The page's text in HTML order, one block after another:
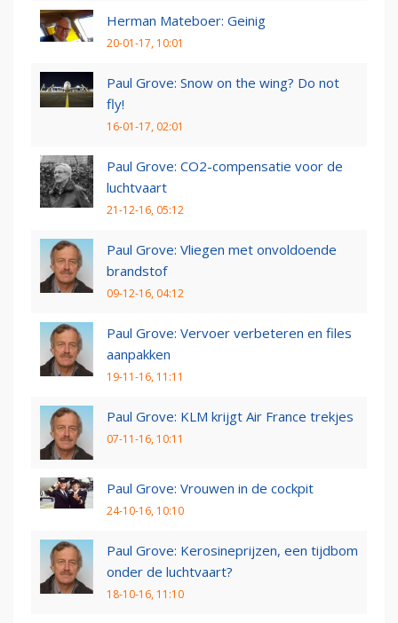
Herman Mateboer: Geinig
20-01-17, 10:01
Paul Grove: Snow on the wing? Do not
fly!
16-01-17, 02:01
Paul Grove: CO2-compensatie voor de
luchtvaart
21-12-16, 05:12
Paul Grove: Vliegen met onvoldoende
brandstof
09-12-16, 04:12
Paul Grove: Vervoer verbeteren en files
aanpakken
19-11-16, 11:11
Paul Grove: KLM krijgt Air France trekjes
07-11-16, 10:11
Paul Grove: Vrouwen in de cockpit
24-10-16, 10:10
Paul Grove: Kerosineprijzen, een tijdbom
onder de luchtvaart?
18-10-16, 11:10